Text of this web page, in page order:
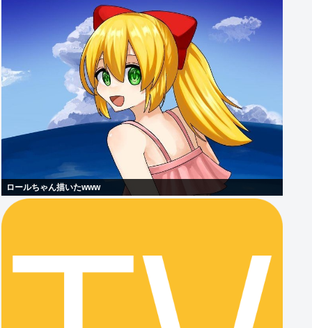
ロールちゃん描いたwww